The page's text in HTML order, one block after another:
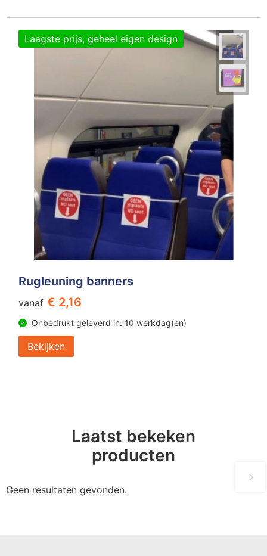
Laagste prijs, geheel eigen design
Rugleuning banners
vanaf € 2,16
Onbedrukt geleverd in: 10 werkdag(en)
Bekijken
Laatst bekeken
producten
Geen resultaten gevonden.